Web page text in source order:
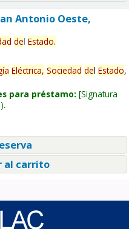
Antonio Oeste,
del Estado.
Eléctrica, Sociedad del Estado,
para préstamo: Signatura
al carrito